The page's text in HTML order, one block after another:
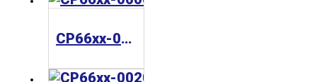
CP66xx-0000 | “Economy” built-in Control Panel with Ethernet interface